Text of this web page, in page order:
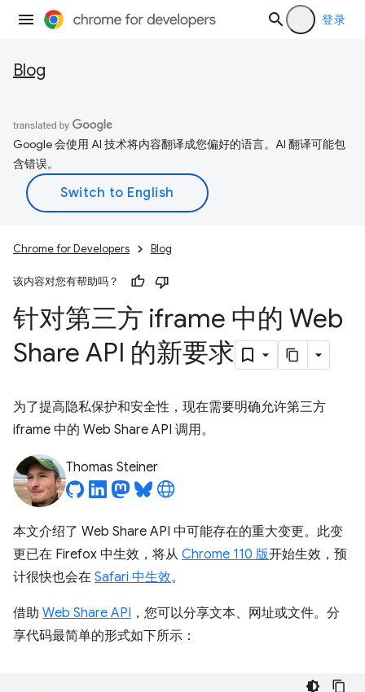
登录
Blog
Google 会使用 AI 技术将内容翻译成您偏好的语言。AI 翻译可能包
含错误。
Chrome for Developers Blog
该内容对您有帮助吗？
针对第三方 iframe 中的 Web
Share API 的新要求
为了提高隐私保护和安全性，现在需要明确允许第三方
iframe 中的 Web Share API 调用。
Thomas Steiner
本文介绍了 Web Share API 中可能存在的重大变更。此变
更已在 Firefox 中生效，将从 Chrome 110 版开始生效，预
计很快也会在 Safari 中生效。
借助 Web Share API ，您可以分享文本、网址或文件。分
享代码最简单的形式如下所示：